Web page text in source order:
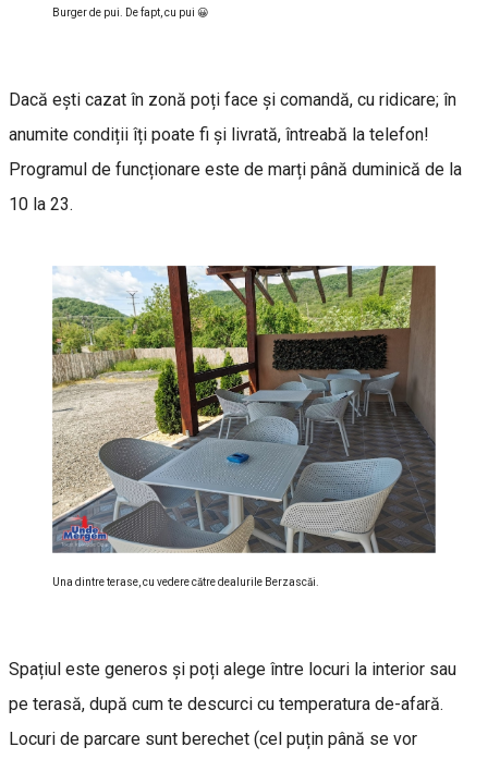
Burger de pui. De fapt, cu pui 😀
Dacă ești cazat în zonă poți face și comandă, cu ridicare; în
anumite condiții îți poate fi și livrată, întreabă la telefon!
Programul de funcționare este de marți până duminică de la
10 la 23.
Una dintre terase, cu vedere către dealurile Berzascăi.
Spațiul este generos și poți alege între locuri la interior sau
pe terasă, după cum te descurci cu temperatura de-afară.
Locuri de parcare sunt berechet (cel puțin până se vor